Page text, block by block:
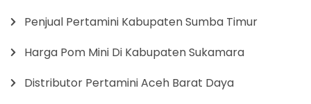
Penjual Pertamini Kabupaten Sumba Timur
Harga Pom Mini Di Kabupaten Sukamara
Distributor Pertamini Aceh Barat Daya